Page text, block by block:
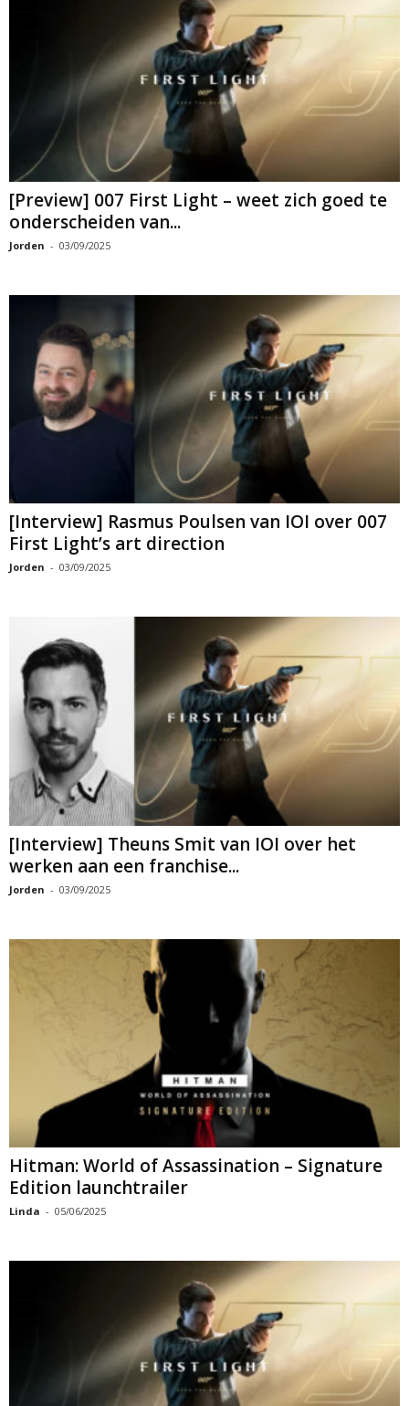
[Preview] 007 First Light – weet zich goed te
onderscheiden van...
Jorden - 03/09/2025
[Interview] Rasmus Poulsen van IOI over 007
First Light’s art direction
Jorden - 03/09/2025
[Interview] Theuns Smit van IOI over het
werken aan een franchise...
Jorden - 03/09/2025
Hitman: World of Assassination – Signature
Edition launchtrailer
Linda - 05/06/2025